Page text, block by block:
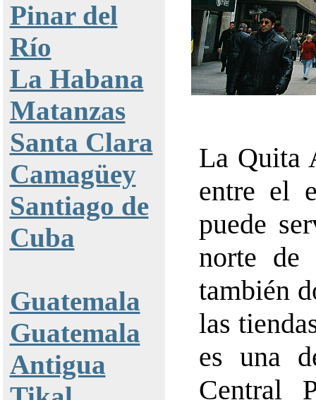
Pinar del
Río
La Habana
Matanzas
Santa Clara
Camagüey
Santiago de
Cuba
Guatemala
Guatemala
Antigua
La Quita
entre el
puede
norte de
también
las
es una
Central